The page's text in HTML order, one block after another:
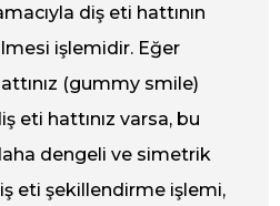
diş eti hattının
işlemidir. Eğer
(gummy smile)
eti hattınız varsa, bu
dengeli ve simetrik
eti şekillendirme işlemi,